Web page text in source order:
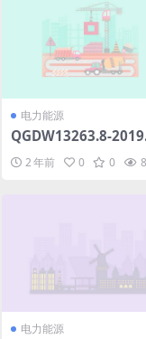
电力能源
QGDW13263.8-2019
750kV输电线路导线
2 年前 0 0 8
电力能源